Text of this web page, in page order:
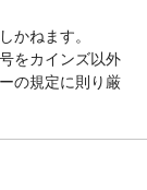
かねます。
をカインズ以外
の規定に則り厳